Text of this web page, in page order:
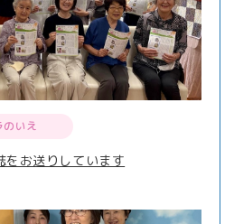
のいえ
をお送りしています